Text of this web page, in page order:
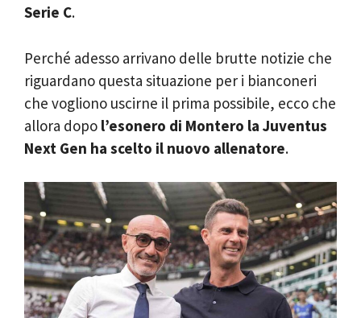
Serie C.
Perché adesso arrivano delle brutte notizie che
riguardano questa situazione per i bianconeri
che vogliono uscirne il prima possibile, ecco che
allora dopo l’esonero di Montero la Juventus
Next Gen ha scelto il nuovo allenatore.